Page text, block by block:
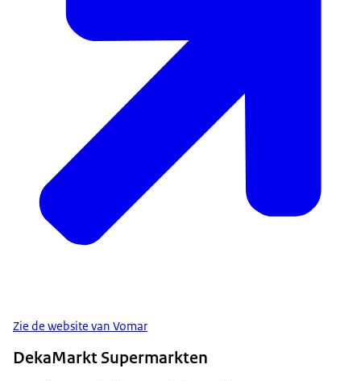
Zie de website van Vomar
DekaMarkt Supermarkten